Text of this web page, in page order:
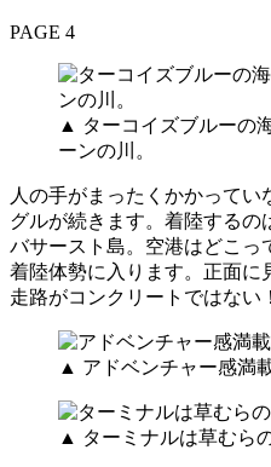
PAGE 4
▲ ターコイズブルーの
ーンの川。
人の手がまったくかかって
グルが続きます。着陸するの
バサースト島。空港はどこっ
着陸体勢に入ります。正面に
走路がコンクリートではない！
▲ アドベンチャー感満
▲ ターミナルは草むらの